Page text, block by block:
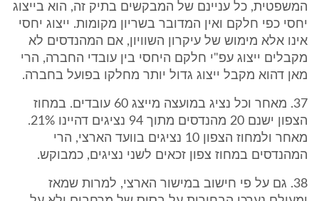
המשפטית, כל עניינם של המבקשים בתיק זה, הוא בייצוג
יחסי כפי חלקם ואין המדובר בשריון מקומות. ייצוג יחסי
אינו אלא מימוש של עיקרון השוויון, אם המהנדסים לא
מקבלים ייצוג עפ"י חלקם היחסי בין עובדי החברה, הרי
מאן דהוא מקבל ייצוג גדול יותר מחלקו בפועל בחברה.
37. מאחר וכל נציג במועצה מייצג 60 עובדים. במחוז
הצפון ישנם 20 מהנדסים מתוך 94 נציגים דהיינו 21%.
מאחר ולמחוז הצפון 10 נציגים בוועד הארצי, הרי
המהנדסים במחוז צפון זכאים לשני נציגים, כמבוקש.
38. גם על פי חישוב במישור הארצי, למרות שמאז